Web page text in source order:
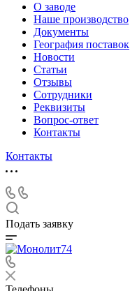
О заводе
Наше производство
Документы
География поставок
Новости
Статьи
Отзывы
Сотрудники
Реквизиты
Вопрос-ответ
Контакты
Контакты
Подать заявку